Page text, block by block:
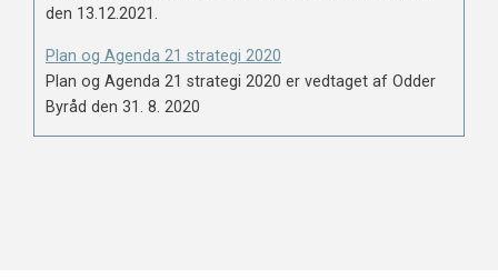
den 13.12.2021.
Plan og Agenda 21 strategi 2020
Plan og Agenda 21 strategi 2020 er vedtaget af Odder
Byråd den 31. 8. 2020